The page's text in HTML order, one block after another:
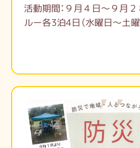
活動期間：９月４日～９月
ルー各3泊4日（水曜日～土曜